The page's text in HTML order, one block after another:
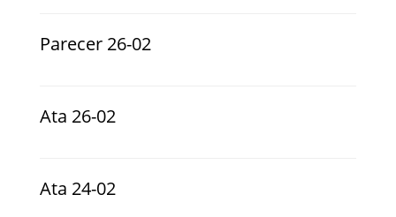
Parecer 26-02
Ata 26-02
Ata 24-02